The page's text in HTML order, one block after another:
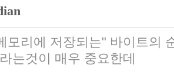
모리에 저장되는" 바이트의
는것이 매우 중요한데